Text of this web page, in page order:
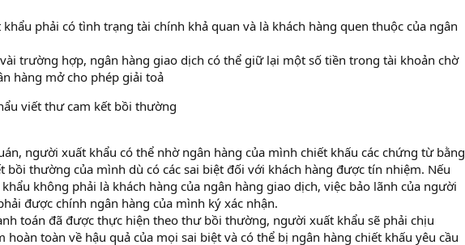
phải có tình trạng tài chính khả quan và là khách hàng quen thuộc của ngân
trường hợp, ngân hàng giao dịch có thể giữ lại một số tiền trong tài khoản chờ
hàng mở cho phép giải toả
viết thư cam kết bồi thường
người xuất khẩu có thể nhờ ngân hàng của mình chiết khấu các chứng từ bằng
bồi thường của mình dù có các sai biệt đối với khách hàng được tín nhiệm. Nếu
không phải là khách hàng của ngân hàng giao dịch, việc bảo lãnh của người
được chính ngân hàng của mình ký xác nhận.
toán đã được thực hiện theo thư bồi thường, người xuất khẩu sẽ phải chịu
hoàn toàn về hậu quả của mọi sai biệt và có thể bị ngân hàng chiết khấu yêu cầu